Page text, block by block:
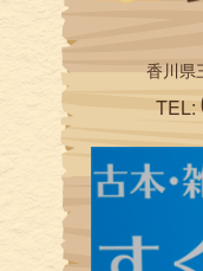
香川県
TEL: